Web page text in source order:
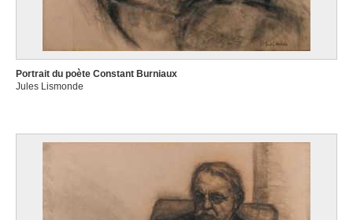
Portrait du poète Constant Burniaux
Jules Lismonde